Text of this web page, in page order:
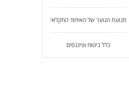
תנועת הנוער של האיחוד החקלאי
כלל ביטוח ופיננסים